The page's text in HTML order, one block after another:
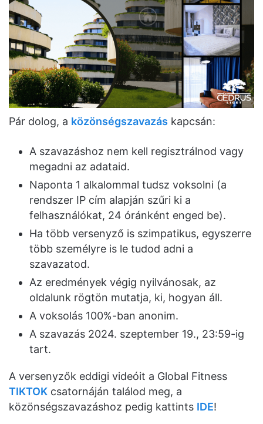
Pár dolog, a közönségszavazás kapcsán:
A szavazáshoz nem kell regisztrálnod vagy
megadni az adataid.
Naponta 1 alkalommal tudsz voksolni (a
rendszer IP cím alapján szűri ki a
felhasználókat, 24 óránként enged be).
Ha több versenyző is szimpatikus, egyszerre
több személyre is le tudod adni a
szavazatod.
Az eredmények végig nyilvánosak, az
oldalunk rögtön mutatja, ki, hogyan áll.
A voksolás 100%-ban anonim.
A szavazás 2024. szeptember 19., 23:59-ig
tart.
A versenyzők eddigi videóit a Global Fitness
TIKTOK csatornáján találod meg, a
közönségszavazáshoz pedig kattints IDE!